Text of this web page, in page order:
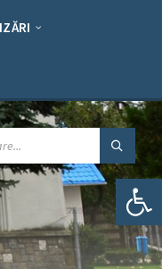
Deschide bara de unelte